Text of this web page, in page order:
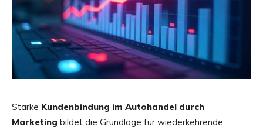
Starke Kundenbindung im Autohandel durch
Marketing bildet die Grundlage für wiederkehrende